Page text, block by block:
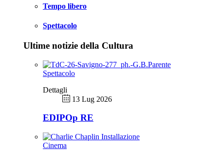
Tempo libero
Spettacolo
Ultime notizie della Cultura
Spettacolo
Dettagli
13 Lug 2026
EDIPOp RE
Cinema